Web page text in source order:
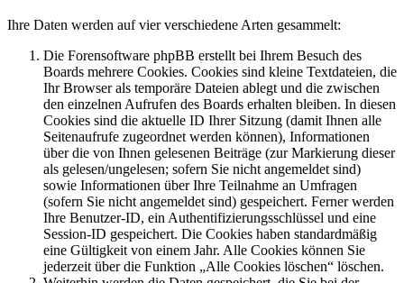
Ihre Daten werden auf vier verschiedene Arten gesammelt:
Die Forensoftware phpBB erstellt bei Ihrem Besuch des
Boards mehrere Cookies. Cookies sind kleine Textdateien, die
Ihr Browser als temporäre Dateien ablegt und die zwischen
den einzelnen Aufrufen des Boards erhalten bleiben. In diesen
Cookies sind die aktuelle ID Ihrer Sitzung (damit Ihnen alle
Seitenaufrufe zugeordnet werden können), Informationen
über die von Ihnen gelesenen Beiträge (zur Markierung dieser
als gelesen/ungelesen; sofern Sie nicht angemeldet sind)
sowie Informationen über Ihre Teilnahme an Umfragen
(sofern Sie nicht angemeldet sind) gespeichert. Ferner werden
Ihre Benutzer-ID, ein Authentifizierungsschlüssel und eine
Session-ID gespeichert. Die Cookies haben standardmäßig
eine Gültigkeit von einem Jahr. Alle Cookies können Sie
jederzeit über die Funktion „Alle Cookies löschen“ löschen.